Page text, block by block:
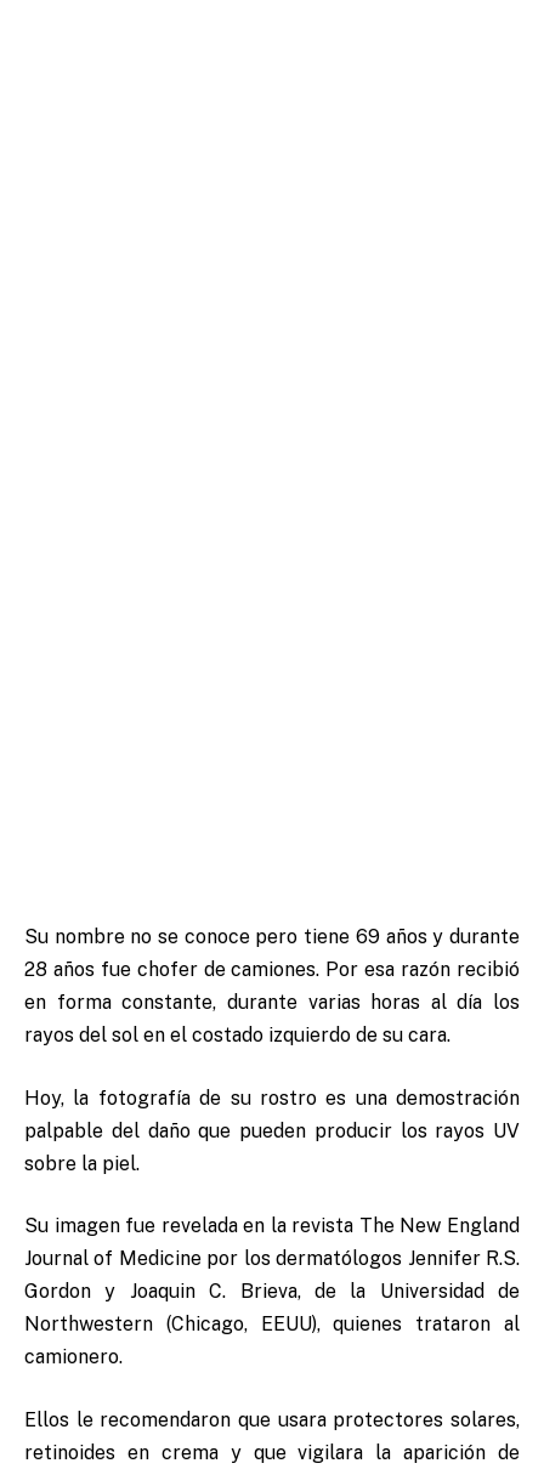
Su nombre no se conoce pero tiene 69 años y durante
28 años fue chofer de camiones. Por esa razón recibió
en forma constante, durante varias horas al día los
rayos del sol en el costado izquierdo de su cara.
Hoy, la fotografía de su rostro es una demostración
palpable del daño que pueden producir los rayos UV
sobre la piel.
Su imagen fue revelada en la revista The New England
Journal of Medicine por los dermatólogos Jennifer R.S.
Gordon y Joaquin C. Brieva, de la Universidad de
Northwestern (Chicago, EEUU), quienes trataron al
camionero.
Ellos le recomendaron que usara protectores solares,
retinoides en crema y que vigilara la aparición de